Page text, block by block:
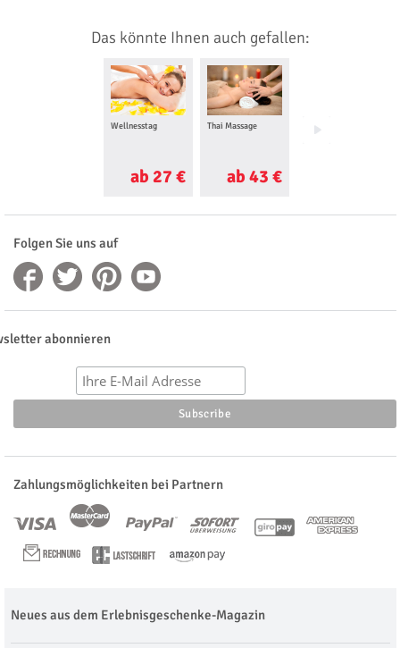
Das könnte Ihnen auch gefallen:
Wellnesstag
ab 27 €
Thai Massage
ab 43 €
Balinesische
Folgen Sie uns auf
abonnieren
Zahlungsmöglichkeiten bei Partnern
Neues aus dem Erlebnisgeschenke-Magazin